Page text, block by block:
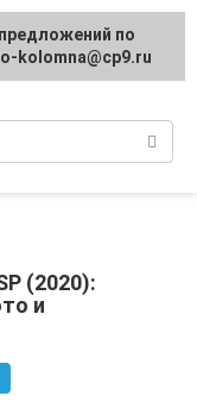
(2020):
и
по
kolomna@cp9.ru